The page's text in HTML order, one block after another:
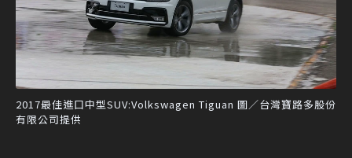
2017最佳進口中型SUV:Volkswagen Tiguan 圖／台灣寶路多股份
有限公司提供